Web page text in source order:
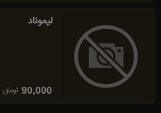
لیموناد
90,000 تومان